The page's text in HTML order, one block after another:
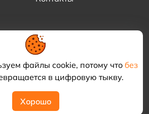
файлы cookie, потому что без
в цифровую тыкву.
Хорошо
«Академия КриоФрост»